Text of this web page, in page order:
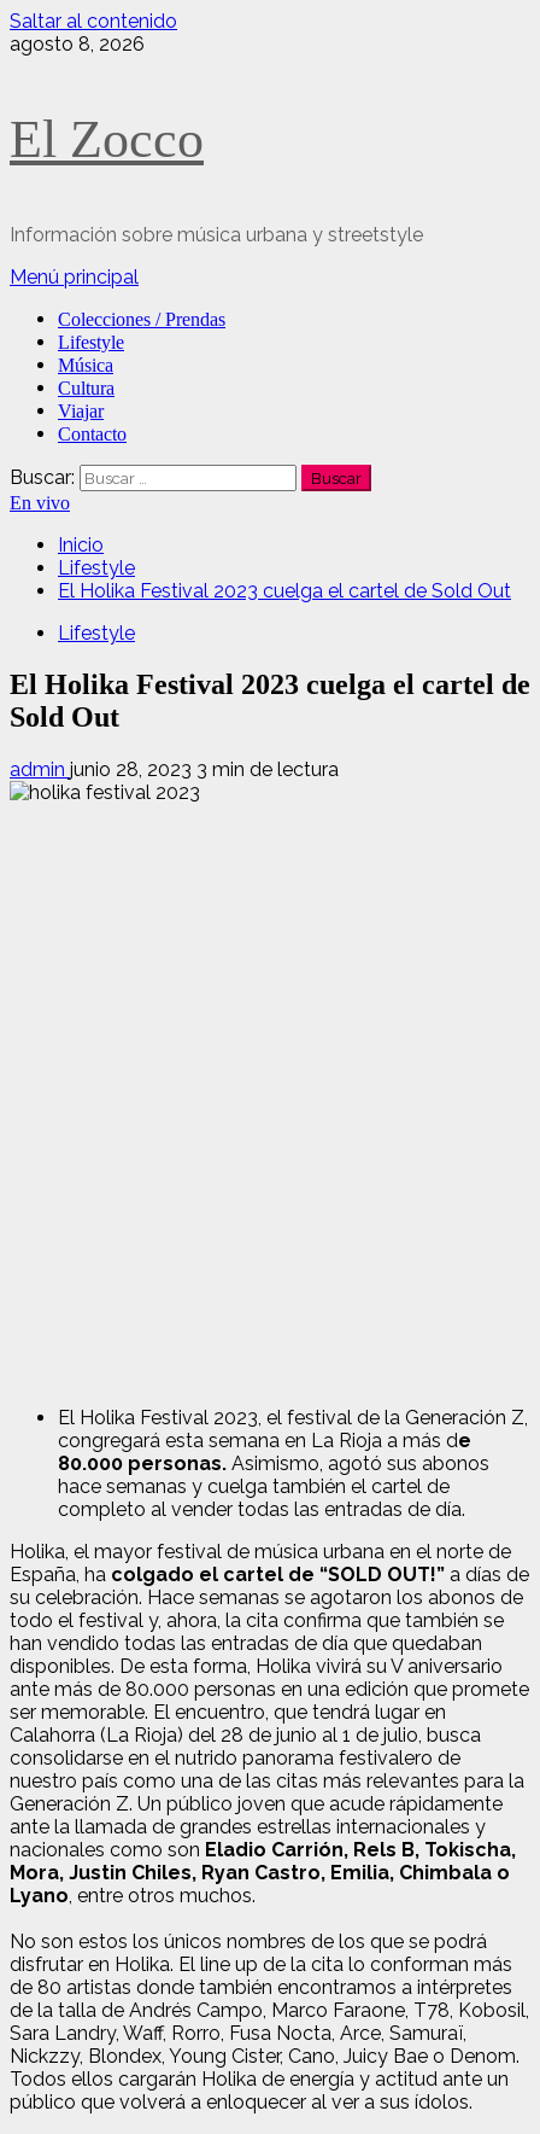
Saltar al contenido
agosto 8, 2026
El Zocco
Información sobre música urbana y streetstyle
Menú principal
Colecciones / Prendas
Lifestyle
Música
Cultura
Viajar
Contacto
Buscar:
En vivo
Inicio
Lifestyle
El Holika Festival 2023 cuelga el cartel de Sold Out
Lifestyle
El Holika Festival 2023 cuelga el cartel de
Sold Out
admin junio 28, 2023 3 min de lectura
El Holika Festival 2023, el festival de la Generación Z,
congregará esta semana en La Rioja a más de
80.000 personas. Asimismo, agotó sus abonos
hace semanas y cuelga también el cartel de
completo al vender todas las entradas de día.
Holika, el mayor festival de música urbana en el norte de
España, ha colgado el cartel de “SOLD OUT!” a días de
su celebración. Hace semanas se agotaron los abonos de
todo el festival y, ahora, la cita confirma que también se
han vendido todas las entradas de día que quedaban
disponibles. De esta forma, Holika vivirá su V aniversario
ante más de 80.000 personas en una edición que promete
ser memorable. El encuentro, que tendrá lugar en
Calahorra (La Rioja) del 28 de junio al 1 de julio, busca
consolidarse en el nutrido panorama festivalero de
nuestro país como una de las citas más relevantes para la
Generación Z. Un público joven que acude rápidamente
ante la llamada de grandes estrellas internacionales y
nacionales como son Eladio Carrión, Rels B, Tokischa,
Mora, Justin Chiles, Ryan Castro, Emilia, Chimbala o
Lyano, entre otros muchos.
No son estos los únicos nombres de los que se podrá
disfrutar en Holika. El line up de la cita lo conforman más
de 80 artistas donde también encontramos a intérpretes
de la talla de Andrés Campo, Marco Faraone, T78, Kobosil,
Sara Landry, Waff, Rorro, Fusa Nocta, Arce, Samuraï,
Nickzzy, Blondex, Young Cister, Cano, Juicy Bae o Denom.
Todos ellos cargarán Holika de energía y actitud ante un
público que volverá a enloquecer al ver a sus ídolos.